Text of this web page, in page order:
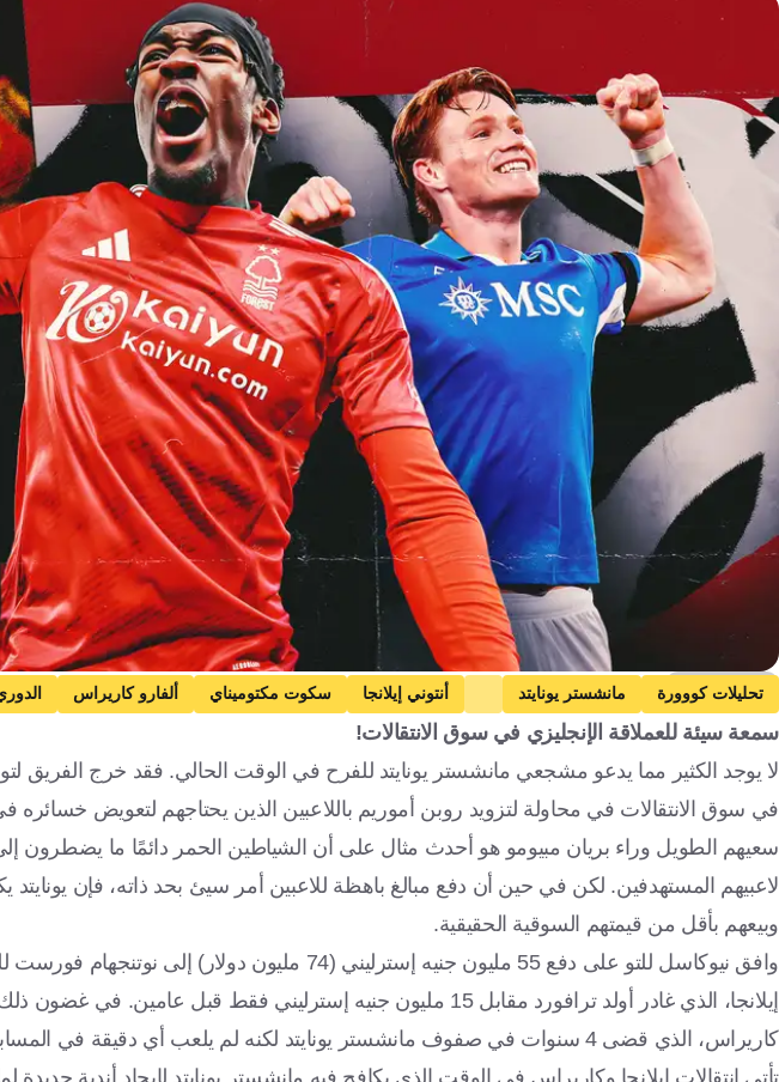
Getty Images
تحليلات كووورة مانشستر يونايتد أنتوني إيلانجا سكوت مكتوميناي ألفارو كاريراس
سمعة سيئة للعملاقة الإنجليزي في سوق الانتقالات!
في سوق الانتقالات في محاولة لتزويد روبن أموريم باللاعبين الذين يحتاجهم لتعويض خسائره
سعيهم الطويل وراء بريان مبيومو هو أحدث مثال على أن الشياطين الحمر دائمًا ما يضطرون
لاعبيهم المستهدفين. لكن في حين أن دفع مبالغ باهظة للاعبين أمر سيئ بحد ذاته، فإن
وبيعهم بأقل من قيمتهم السوقية الحقيقية.
وافق نيوكاسل للتو على دفع 55 مليون جنيه إسترليني (74
إيلانجا، الذي غادر أولد ترافورد مقابل 15 مليون جنيه إسترليني فقط
كاريراس، الذي قضى 4 سنوات في صفوف مانشستر يونايتد لكنه لم يلعب أي دقيقة في المسابقات الرسمية قبل أن يزدهر في بنفيكا.
تأتي انتقالات إيلانجا وكاريراس في الوقت الذي يكافح فيه مانشستر يونايتد لإيجاد أندية